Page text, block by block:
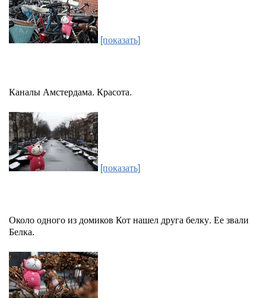
[показать]
Каналы Амстердама. Красота.
[показать]
Около одного из домиков Кот нашел друга белку. Ее звали
Белка.